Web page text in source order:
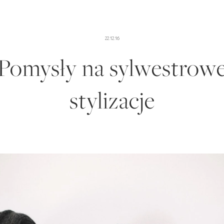
22.12.16
na
stylizacje